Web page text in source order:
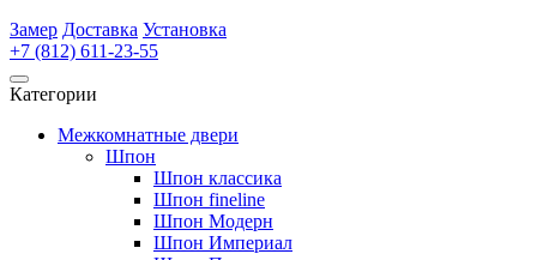
Замер Доставка Установка
+7 (812) 611-23-55
Категории
Межкомнатные двери
Шпон
Шпон классика
Шпон fineline
Шпон Модерн
Шпон Империал